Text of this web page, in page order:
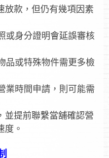
放款，但仍有幾項因素
或身分證明會延誤審核
品或特殊物件需更多檢
業時間申請，則可能需
並提前聯繫當舖確認營
度。